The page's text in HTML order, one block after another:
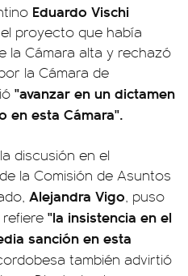
Eduardo Vischi
proyecto que había
la Cámara alta y rechazó
la Cámara de
"avanzar en un dictamen
en esta Cámara".
discusión en el
la Comisión de Asuntos
Alejandra Vigo, puso
"la insistencia en el
sanción en esta
también advirtió